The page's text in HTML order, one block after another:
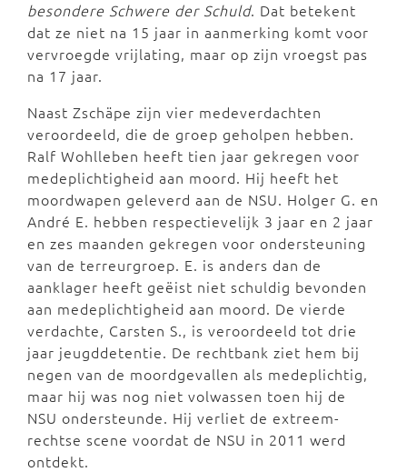
besondere Schwere der Schuld. Dat betekent
dat ze niet na 15 jaar in aanmerking komt voor
vervroegde vrijlating, maar op zijn vroegst pas
na 17 jaar.
Naast Zschäpe zijn vier medeverdachten
veroordeeld, die de groep geholpen hebben.
Ralf Wohlleben heeft tien jaar gekregen voor
medeplichtigheid aan moord. Hij heeft het
moordwapen geleverd aan de NSU. Holger G. en
André E. hebben respectievelijk 3 jaar en 2 jaar
en zes maanden gekregen voor ondersteuning
van de terreurgroep. E. is anders dan de
aanklager heeft geëist niet schuldig bevonden
aan medeplichtigheid aan moord. De vierde
verdachte, Carsten S., is veroordeeld tot drie
jaar jeugddetentie. De rechtbank ziet hem bij
negen van de moordgevallen als medeplichtig,
maar hij was nog niet volwassen toen hij de
NSU ondersteunde. Hij verliet de extreem-
rechtse scene voordat de NSU in 2011 werd
ontdekt.